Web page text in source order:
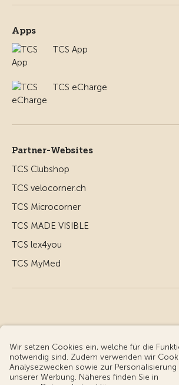
Apps
TCS App
TCS eCharge
Partner-Websites
TCS Clubshop
TCS velocorner.ch
TCS Microcorner
TCS MADE VISIBLE
TCS lex4you
TCS MyMed